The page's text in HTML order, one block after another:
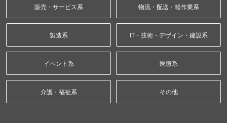
販売・サービス系 物流・配送・軽作業系
製造系 IT・技術・デザイン・建設系
イベント系 医療系
介護・福祉系 その他